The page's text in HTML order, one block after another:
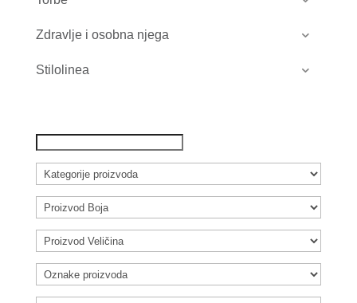
Zdravlje i osobna njega
Stilolinea